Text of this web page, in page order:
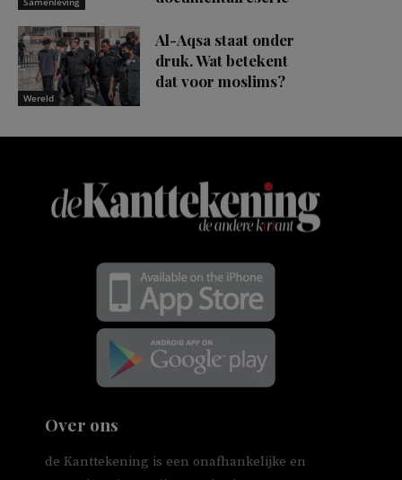
Wereld
Al-Aqsa staat onder
druk. Wat betekent
dat voor moslims?
Over ons
de Kanttekening is een onafhankelijke en